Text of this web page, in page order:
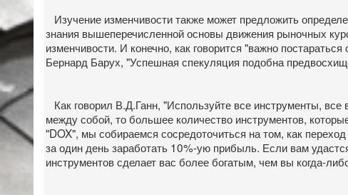
Изучение изменчивости также может предложить
знания вышеперечисленной основы движения рыночных
изменчивости. И конечно, как говорится "важно
Бернард Барух, "Успешная спекуляция подобна
Как говорил В.Д.Ганн, "Используйте все инструменты, все
между собой, то большее количество инструментов,
"DOX", мы собираемся сосредоточиться на том, как
за один день заработать 10%-ую прибыль. Если вам
инструментов сделает вас более богатым, чем вы когда-